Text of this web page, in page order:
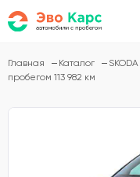
Главная Каталог SKODA
пробегом 113 982 км